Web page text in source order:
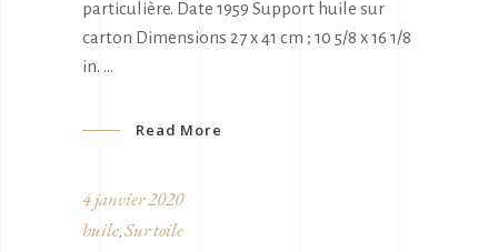
particulière. Date 1959 Support huile sur
carton Dimensions 27 x 41 cm ; 10 5/8 x 16 1/8
in.
Read More
4 janvier 2020
huile, Sur toile